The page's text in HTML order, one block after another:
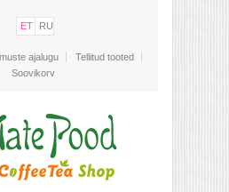
ET RU
ajalugu
Tellitud tooted
Soovikorv